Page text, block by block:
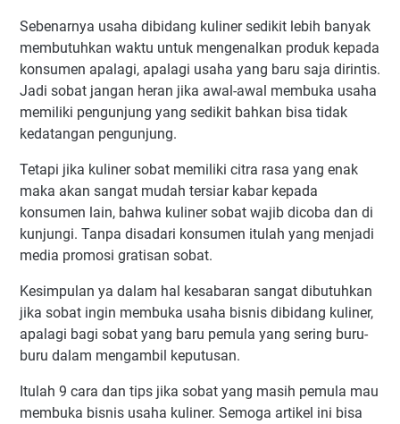
Sebenarnya usaha dibidang kuliner sedikit lebih banyak
membutuhkan waktu untuk mengenalkan produk kepada
konsumen apalagi, apalagi usaha yang baru saja dirintis.
Jadi sobat jangan heran jika awal-awal membuka usaha
memiliki pengunjung yang sedikit bahkan bisa tidak
kedatangan pengunjung.
Tetapi jika kuliner sobat memiliki citra rasa yang enak
maka akan sangat mudah tersiar kabar kepada
konsumen lain, bahwa kuliner sobat wajib dicoba dan di
kunjungi. Tanpa disadari konsumen itulah yang menjadi
media promosi gratisan sobat.
Kesimpulan ya dalam hal kesabaran sangat dibutuhkan
jika sobat ingin membuka usaha bisnis dibidang kuliner,
apalagi bagi sobat yang baru pemula yang sering buru-
buru dalam mengambil keputusan.
Itulah 9 cara dan tips jika sobat yang masih pemula mau
membuka bisnis usaha kuliner. Semoga artikel ini bisa